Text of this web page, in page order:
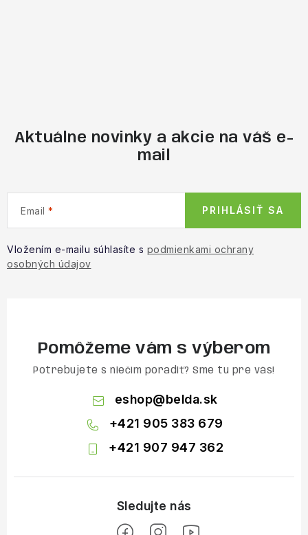
Aktuálne novinky a akcie na váš e-
mail
Email
Vložením e-mailu súhlasíte s podmienkami ochrany
osobných údajov
PRIHLÁSIŤ SA
Pomôžeme vám s výberom
Potrebujete s niečím poradiť? Sme tu pre vás!
eshop@belda.sk
+421 905 383 679
+421 907 947 362